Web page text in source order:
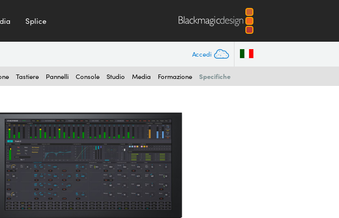
Splice
Accedi
Tastiere Pannelli Console Studio Media Formazione Specifiche